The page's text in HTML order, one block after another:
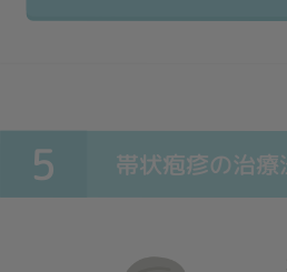
5 帯状疱疹の治療